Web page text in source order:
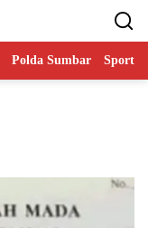
Polda Sumbar Sports